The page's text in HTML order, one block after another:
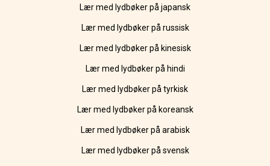
Lær med lydbøker på japansk
Lær med lydbøker på russisk
Lær med lydbøker på kinesisk
Lær med lydbøker på hindi
Lær med lydbøker på tyrkisk
Lær med lydbøker på koreansk
Lær med lydbøker på arabisk
Lær med lydbøker på svensk